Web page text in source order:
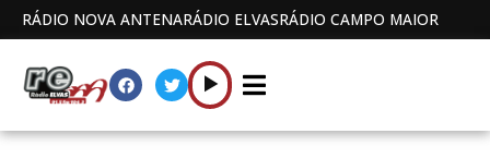
RÁDIO NOVA ANTENARÁDIO ELVASRÁDIO CAMPO MAIOR